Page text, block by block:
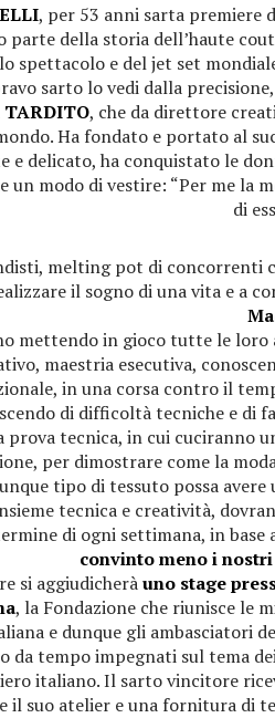
, per 53 anni sarta premiere
parte della storia dell’haute
spettacolo e del jet set
sarto lo vedi dalla
, che da direttore
Ha fondato e portato al
e delicato, ha conquistato le
un modo di vestire: “Per me la
di
melting pot di concorrenti
il sogno di una vita e a
mettendo in gioco tutte le
maestria esecutiva,
in una corsa contro il
di difficoltà tecniche e di
prova tecnica, in cui cuciranno
per dimostrare come la
tipo di tessuto possa
tecnica e creatività,
di ogni settimana, in base
convinto meno i
si aggiudicheràuno stage
, la Fondazione che riunisce le
e dunque gli ambasciatori
da tempo impegnati sul tema
italiano. Il sarto vincitore
il suo atelier e una fornitura di